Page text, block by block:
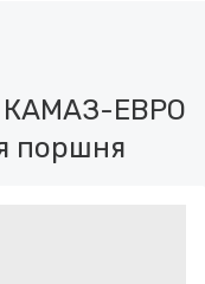
КАМАЗ-ЕВРО
поршня